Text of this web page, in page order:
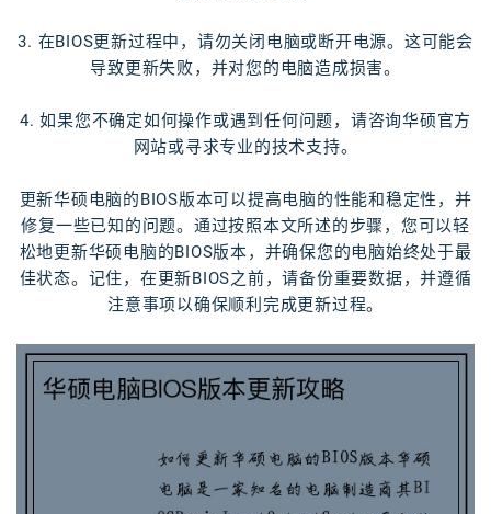
3. 在BIOS更新过程中，请勿关闭电脑或断开电源。这可能会
导致更新失败，并对您的电脑造成损害。
4. 如果您不确定如何操作或遇到任何问题，请咨询华硕官方
网站或寻求专业的技术支持。
更新华硕电脑的BIOS版本可以提高电脑的性能和稳定性，并
修复一些已知的问题。通过按照本文所述的步骤，您可以轻
松地更新华硕电脑的BIOS版本，并确保您的电脑始终处于最
佳状态。记住，在更新BIOS之前，请备份重要数据，并遵循
注意事项以确保顺利完成更新过程。